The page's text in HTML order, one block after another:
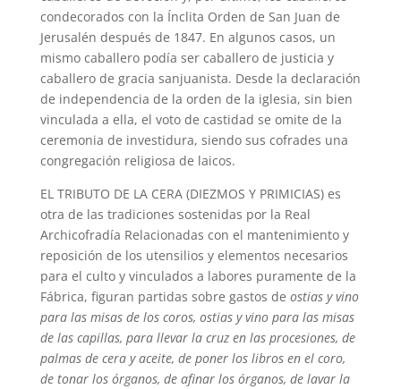
condecorados con la Ínclita Orden de San Juan de
Jerusalén después de 1847. En algunos casos, un
mismo caballero podía ser caballero de justicia y
caballero de gracia sanjuanista. Desde la declaración
de independencia de la orden de la iglesia, sin bien
vinculada a ella, el voto de castidad se omite de la
ceremonia de investidura, siendo sus cofrades una
congregación religiosa de laicos.
EL TRIBUTO DE LA CERA (DIEZMOS Y PRIMICIAS) es
otra de las tradiciones sostenidas por la Real
Archicofradía Relacionadas con el mantenimiento y
reposición de los utensilios y elementos necesarios
para el culto y vinculados a labores puramente de la
Fábrica, figuran partidas sobre gastos de ostias y vino
para las misas de los coros, ostias y vino para las misas
de las capillas, para llevar la cruz en las procesiones, de
palmas de cera y aceite, de poner los libros en el coro,
de tonar los órganos, de afinar los órganos, de lavar la